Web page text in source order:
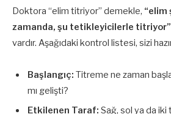
Doktora “elim titriyor” demekle, “elim
zamanda, şu tetikleyicilerle titriyor”
vardır. Aşağıdaki kontrol listesi, sizi
Başlangıç: Titreme ne zaman
mı gelişti?
Etkilenen Taraf: Sağ, sol ya da iki